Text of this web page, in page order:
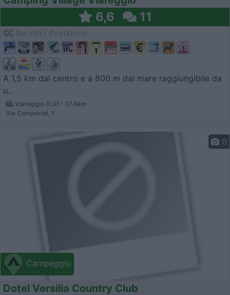
6,6 11
A 1,5 km dal centro e a 800 m dal mare raggiungibile da
u...
Viareggio (LU) - 17.8km
Via Comparini, 1
Campeggio
0
Dotel Versilia Country Club